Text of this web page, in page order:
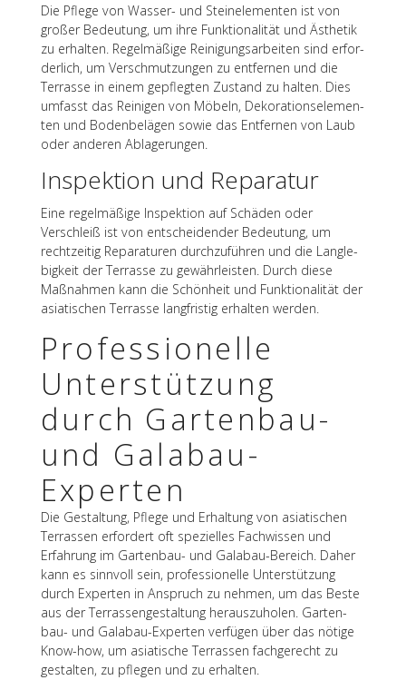
Die Pflege von Wasser- und Stein­ele­men­ten ist von
großer Bedeu­tung, um ihre Funk­tio­na­li­tät und Ästhe­tik
zu erhal­ten. Regel­mä­ßige Reini­gungs­ar­bei­ten sind erfor­
der­lich, um Verschmut­zun­gen zu entfer­nen und die
Terrasse in einem gepfleg­ten Zustand zu halten. Dies
umfasst das Reini­gen von Möbeln, Deko­ra­ti­ons­ele­men­
ten und Boden­be­lä­gen sowie das Entfer­nen von Laub
oder ande­ren Ablagerungen.
Inspek­tion und Reparatur
Eine regel­mä­ßige Inspek­tion auf Schä­den oder
Verschleiß ist von entschei­den­der Bedeu­tung, um
recht­zei­tig Repa­ra­tu­ren durch­zu­füh­ren und die Lang­le­
big­keit der Terrasse zu gewähr­leis­ten. Durch diese
Maßnah­men kann die Schön­heit und Funk­tio­na­li­tät der
asia­ti­schen Terrasse lang­fris­tig erhal­ten werden.
Profes­sio­nelle
Unter­stüt­zung
durch Garten­bau-
und Galabau-
Experten
Die Gestal­tung, Pflege und Erhal­tung von asia­ti­schen
Terras­sen erfor­dert oft spezi­el­les Fach­wis­sen und
Erfah­rung im Garten­bau- und Gala­bau-Bereich. Daher
kann es sinn­voll sein, profes­sio­nelle Unter­stüt­zung
durch Exper­ten in Anspruch zu nehmen, um das Beste
aus der Terras­sen­ge­stal­tung heraus­zu­ho­len. Garten­
bau- und Gala­bau-Exper­ten verfü­gen über das nötige
Know-how, um asia­ti­sche Terras­sen fach­ge­recht zu
gestal­ten, zu pfle­gen und zu erhalten.